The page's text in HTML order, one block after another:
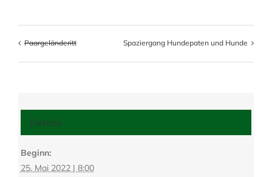
Paargeländeritt Spaziergang Hundepaten und Hunde
Details
Beginn:
25. Mai 2022 | 8:00